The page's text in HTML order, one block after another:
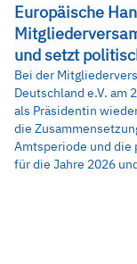
Europäische
und setzt
Bei der
Deutschland e.V. am
als Präsidentin
die
Amtsperiode und die
für die Jahre 2026